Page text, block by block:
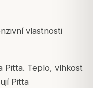
vlastnosti
Pitta. Teplo, vlhkost
Pitta